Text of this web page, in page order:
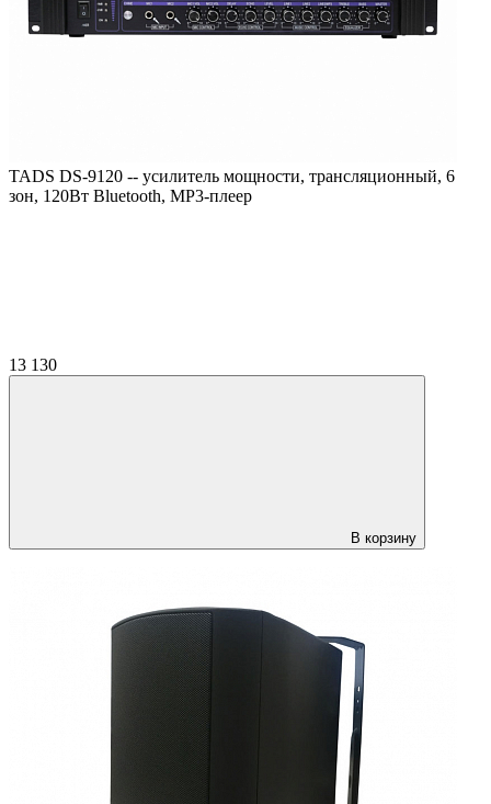
TADS DS-9120 -- усилитель мощности, трансляционный, 6
зон, 120Вт Bluetooth, MP3-плеер
13 130
В корзину